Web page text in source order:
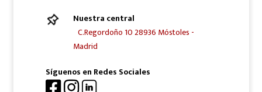
Nuestra central
C.Regordoño 10 28936 Móstoles -
Madrid
Síguenos en Redes Sociales